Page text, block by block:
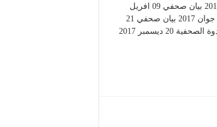
تحميل البيانات الصحفية: بيان صحفي 05 مارس 2017 / بيان صحفي 08 جوان 2017 بيان صحفي 09 افريل
2018 / بيان صحفي 21 ماي 2017 بيان صحفي 07 جوان 2017 / بيان صحفي 28 جوان 2017 بيان صحفي 21